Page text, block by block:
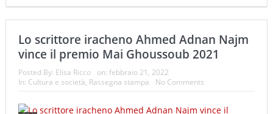
Lo scrittore iracheno Ahmed Adnan Najm
vince il premio Mai Ghoussoub 2021
Posted By: Elisa Ricco on: febbraio 21, 2022
In: Cultura e società, Rassegna stampa No Comments